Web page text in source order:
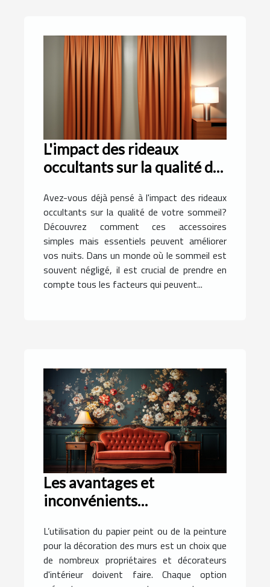
L'impact des rideaux
occultants sur la qualité du
Avez-vous déjà pensé à l'impact des rideaux
occultants sur la qualité de votre sommeil?
Découvrez comment ces accessoires
simples mais essentiels peuvent améliorer
vos nuits. Dans un monde où le sommeil est
souvent négligé, il est crucial de prendre en
compte tous les facteurs qui peuvent...
Les avantages et
inconvénients
l'utilisation du papier peint
plutôt que de la peinture
L’utilisation du papier peint ou de la peinture
pour la décoration des murs est un choix que
de nombreux propriétaires et décorateurs
d'intérieur doivent faire. Chaque option